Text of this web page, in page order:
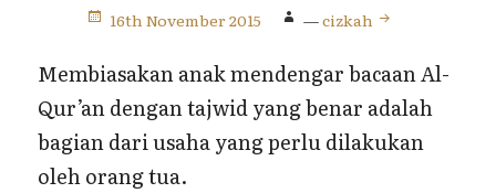
16th November 2015 —cizkah
Membiasakan anak mendengar bacaan Al-
Qur’an dengan tajwid yang benar adalah
bagian dari usaha yang perlu dilakukan
oleh orang tua.